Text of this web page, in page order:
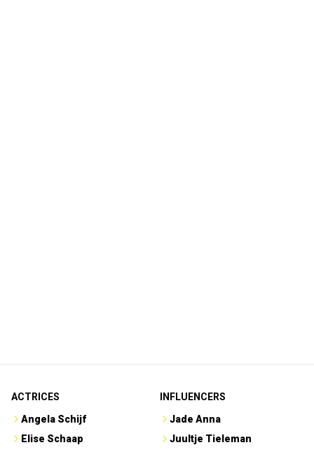
ACTRICES
Angela Schijf
Elise Schaap
INFLUENCERS
Jade Anna
Juultje Tieleman